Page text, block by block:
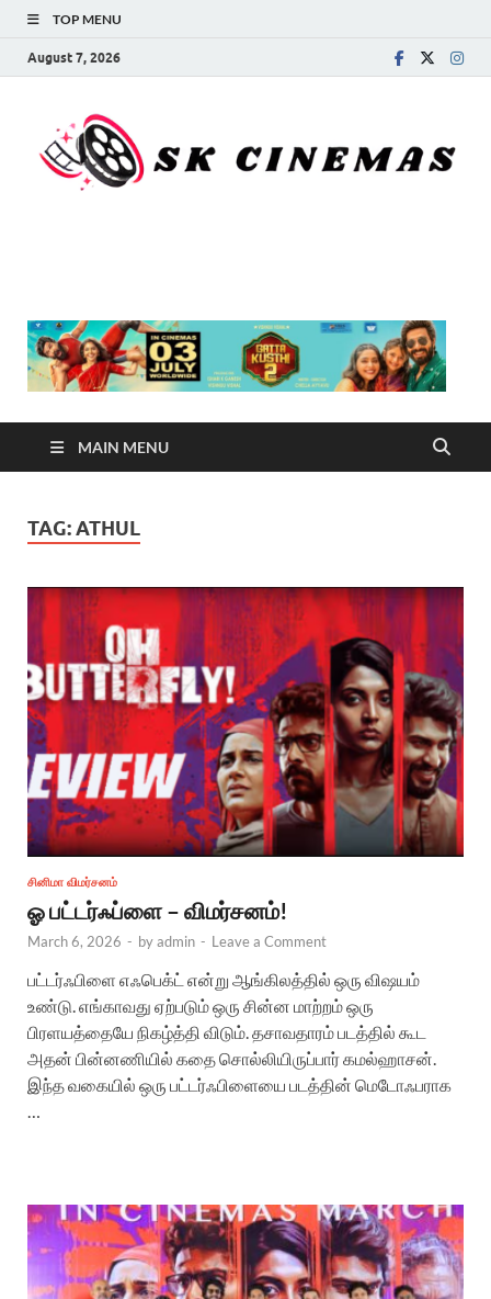
TOP MENU
August 7, 2026
MAIN MENU
TAG:ATHUL
சினிமா விமர்சனம்
ஓ பட்டர்ஃப்ளை – விமர்சனம்!
March 6, 2026 - byadmin - Leave a Comment
பட்டர்ஃபிளை எஃபெக்ட் என்று ஆங்கிலத்தில் ஒரு விஷயம்
உண்டு. எங்காவது ஏற்படும் ஒரு சின்ன மாற்றம் ஒரு
பிரளயத்தையே நிகழ்த்தி விடும். தசாவதாரம் படத்தில் கூட
அதன் பின்னணியில் கதை சொல்லியிருப்பார் கமல்ஹாசன்.
இந்த வகையில் ஒரு பட்டர்ஃபிளையை படத்தின் மெடோஃபராக
…